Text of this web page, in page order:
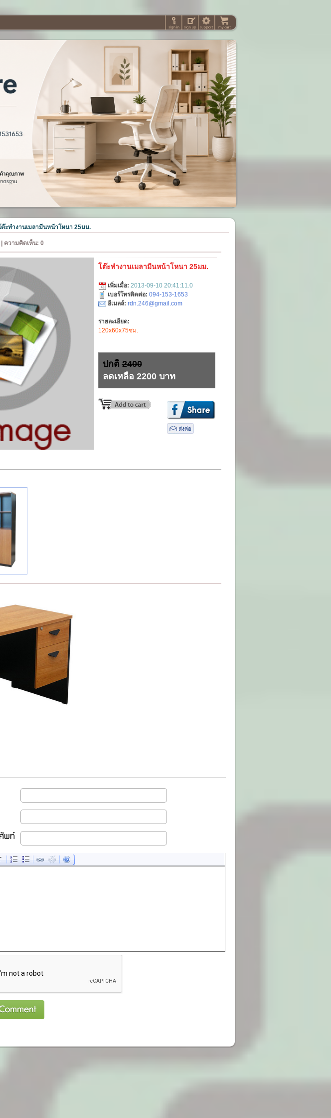
ต๊ะทำงานเมลามีนหน้าโหนา 25มม.
ความคิดเห็น: 0
โต๊ะทำงานเมลามีนหน้าโหนา 25มม.
เพิ่มเมื่อ: 2013-09-10 20:41:11.0
เบอร์โทรติดต่อ: 094-153-1653
อีเมลล์: rdn.246@gmail.com
รายละเอียด:
120x60x75ซม.
ปกติ2400
ลดเหลือ 2200 บาท
พท์